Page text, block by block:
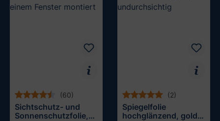
(60)
Sichtschutz- und
Sonnenschutzfolie,
(2)
Spiegelfolie
hochglänzend, gold,